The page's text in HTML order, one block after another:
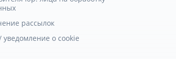
рассылок
уведомление о cookie